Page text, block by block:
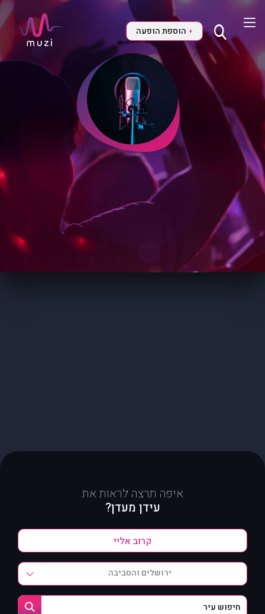
+ הוספת הופעה
איפה תרצה לראות את
עידן מעדן?
ירושלים והסביבה